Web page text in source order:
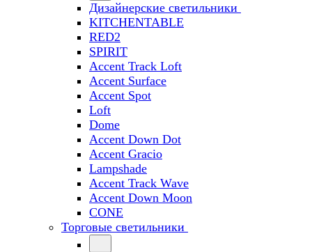
Дизайнерские светильники
KITCHENTABLE
RED2
SPIRIT
Accent Track Loft
Accent Surface
Accent Spot
Loft
Dome
Accent Down Dot
Accent Gracio
Lampshade
Accent Track Wave
Accent Down Moon
CONE
Торговые светильники